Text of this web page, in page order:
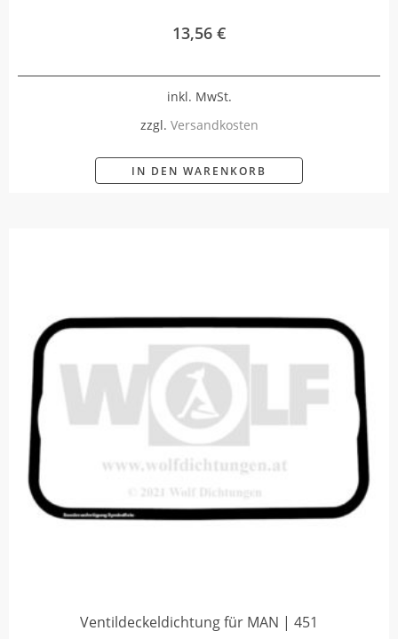
13,56 €
inkl. MwSt.
zzgl. Versandkosten
IN DEN WARENKORB
Ventildeckeldichtung für MAN | 451